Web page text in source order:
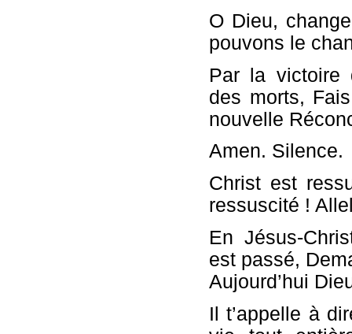
O Dieu,
pouvons le
Par la victoire
des morts,
nouvelle
Amen. Silence.
Christ est
ressuscité !
En Jésus-
est passé,
Aujourd’hui
Il t’appelle à